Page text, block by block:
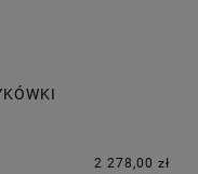
2 278,00 zł